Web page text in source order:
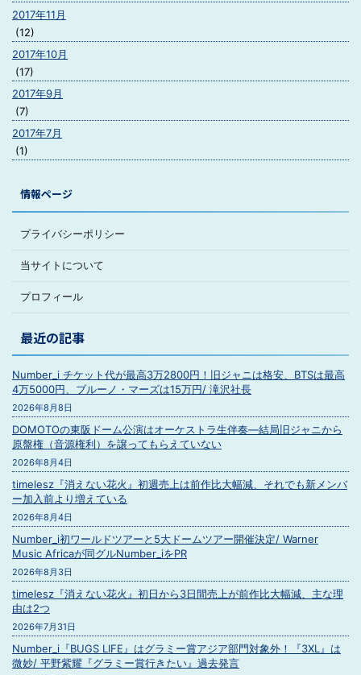
2017年11月
(12)
2017年10月
(17)
2017年9月
(7)
2017年7月
(1)
情報ページ
プライバシーポリシー
当サイトについて
プロフィール
最近の記事
Number_i チケット代が最高3万2800円！旧ジャニは格安、BTSは最高
4万5000円、ブルーノ・マーズは15万円/ 滝沢社長
2026年8月8日
DOMOTOの東阪ドーム公演はオーケストラ生伴奏―結局旧ジャニから
原盤権（音源権利）を譲ってもらえていない
2026年8月4日
timelesz『消えない花火』初週売上は前作比大幅減、それでも新メンバ
ー加入前より増えている
2026年8月4日
Number_i初ワールドツアーと5大ドームツアー開催決定/ Warner
Music Africaが同グルNumber_iをPR
2026年8月3日
timelesz『消えない花火』初日から3日間売上が前作比大幅減、主な理
由は2つ
2026年7月31日
Number_i『BUGS LIFE』はグラミー賞アジア部門対象外！『3XL』は
微妙/ 平野紫耀『グラミー賞行きたい』過去発言